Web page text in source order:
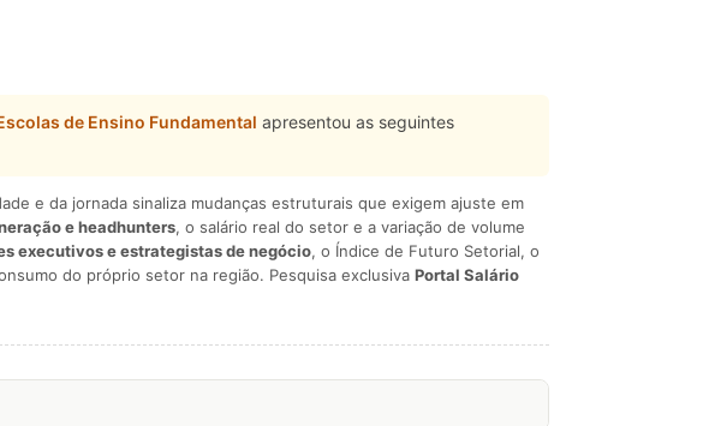
de Ensino Fundamental apresentou as seguintes
e da jornada sinaliza mudanças estruturais que exigem ajuste em
e headhunters, o salário real do setor e a variação de volume
executivos e estrategistas de negócio, o Índice de Futuro Setorial, o
do próprio setor na região. Pesquisa exclusiva Portal Salário